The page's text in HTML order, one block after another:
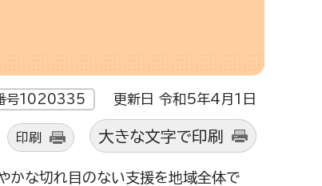
号1020335 更新日 令和5年4月1日
印刷 大きな文字で印刷
かな切れ目のない支援を地域全体で